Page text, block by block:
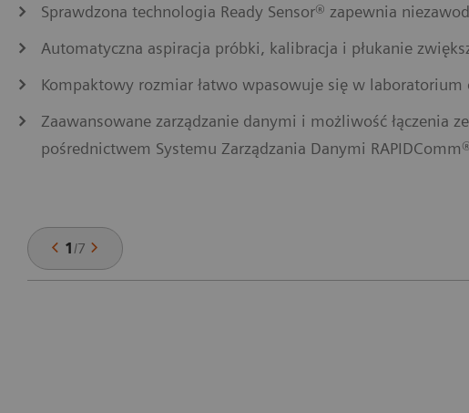
Sprawdzona technologia Ready Sensor® zapewnia
Automatyczna aspiracja próbki, kalibracja i płukanie
Kompaktowy rozmiar łatwo wpasowuje się w
Zaawansowane zarządzanie danymi i możliwość łączenia
pośrednictwem Systemu Zarządzania Danymi
1 /7